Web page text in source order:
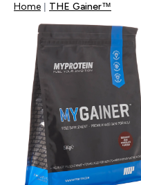
Home THE Gainer™